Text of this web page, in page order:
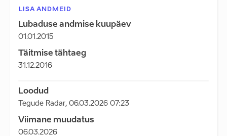
LISA ANDMEID
Lubaduse andmise kuupäev
01.01.2015
Täitmise tähtaeg
31.12.2016
Loodud
Tegude Radar, 06.03.2026 07:23
Viimane muudatus
06.03.2026